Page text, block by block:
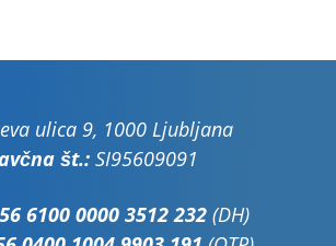
ulica 9, 1000 Ljubljana
št.:SI95609091
6100 0000 3512 232(DH)